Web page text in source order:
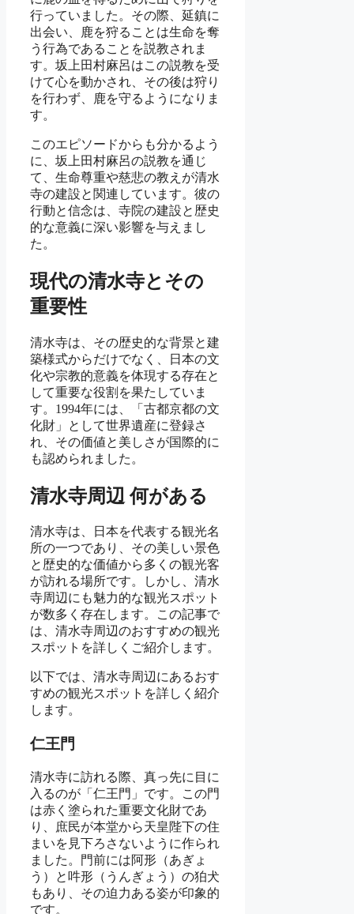
行っていました。その際、延鎮に
出会い、鹿を狩ることは生命を奪
う行為であることを説教されま
す。坂上田村麻呂はこの説教を受
けて心を動かされ、その後は狩り
を行わず、鹿を守るようになりま
す。
このエピソードからも分かるよう
に、坂上田村麻呂の説教を通じ
て、生命尊重や慈悲の教えが清水
寺の建設と関連しています。彼の
行動と信念は、寺院の建設と歴史
的な意義に深い影響を与えまし
た。
現代の清水寺とその
重要性
清水寺は、その歴史的な背景と建
築様式からだけでなく、日本の文
化や宗教的意義を体現する存在と
して重要な役割を果たしていま
す。1994年には、「古都京都の文
化財」として世界遺産に登録さ
れ、その価値と美しさが国際的に
も認められました。
清水寺周辺 何がある
清水寺は、日本を代表する観光名
所の一つであり、その美しい景色
と歴史的な価値から多くの観光客
が訪れる場所です。しかし、清水
寺周辺にも魅力的な観光スポット
が数多く存在します。この記事で
は、清水寺周辺のおすすめの観光
スポットを詳しくご紹介します。
以下では、清水寺周辺にあるおす
すめの観光スポットを詳しく紹介
します。
仁王門
清水寺に訪れる際、真っ先に目に
入るのが「仁王門」です。この門
は赤く塗られた重要文化財であ
り、庶民が本堂から天皇陛下の住
まいを見下ろさないように作られ
ました。門前には阿形（あぎょ
う）と吽形（うんぎょう）の狛犬
もあり、その迫力ある姿が印象的
です。